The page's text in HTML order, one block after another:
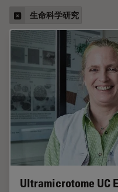
生命科学研究
Ultramicrotome UC